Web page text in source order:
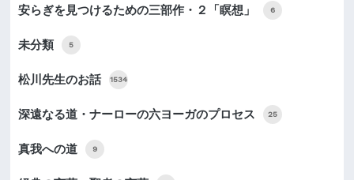
安らぎを見つけるための三部作・２「瞑想」 6
未分類 5
松川先生のお話 1534
深遠なる道・ナーローの六ヨーガのプロセス 25
真我への道 9